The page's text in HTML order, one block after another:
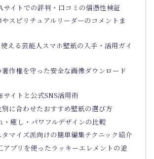
サイトでの評判・口コミの信憑性検証
スピリチュアルリーダーのコメントま
える芸能人スマホ壁紙の入手・活用ガイ
作権を守った安全な画像ダウンロード
サイトと公式SNS活用術
に合わせたおすすめ壁紙の選び方
・癒し・パワフルデザインの比較
タマイズ派向けの簡単編集テクニック紹介
アプリを使ったラッキーエレメントの追